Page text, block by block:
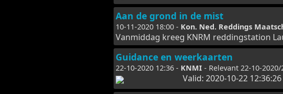
Aan de grond in de mist
10-11-2020 18:00 - Kon. Ned. Reddings
Vanmiddag kreeg KNRM reddingstation
Guidance en weerkaarten
22-10-2020 12:36 - KNMI - Relevant 22-10-2020/
Valid: 2020-10-22